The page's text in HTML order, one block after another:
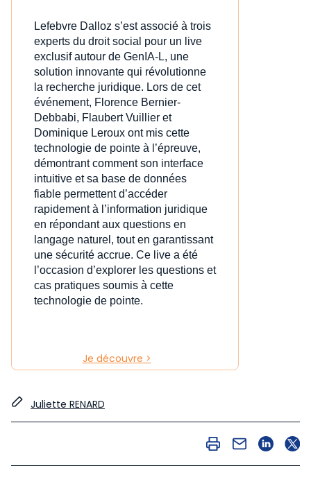
Lefebvre Dalloz s’est associé à trois
experts du droit social pour un live
exclusif autour de GenIA‑L, une
solution innovante qui révolutionne
la recherche juridique. Lors de cet
événement, Florence Bernier-
Debbabi, Flaubert Vuillier et
Dominique Leroux ont mis cette
technologie de pointe à l’épreuve,
démontrant comment son interface
intuitive et sa base de données
fiable permettent d’accéder
rapidement à l’information juridique
en répondant aux questions en
langage naturel, tout en garantissant
une sécurité accrue. Ce live a été
l’occasion d’explorer les questions et
cas pratiques soumis à cette
technologie de pointe.
Je découvre >
Juliette RENARD